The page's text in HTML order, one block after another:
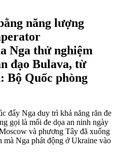
năng lượng
Nga thử nghiệm
đạo Bulava, từ
Bộ Quốc phòng
đẩy Nga duy trì khả năng răn đe
gọi là mối đe dọa an ninh ngày
và phương Tây đã xuống
mà Nga phát động ở Ukraine vào